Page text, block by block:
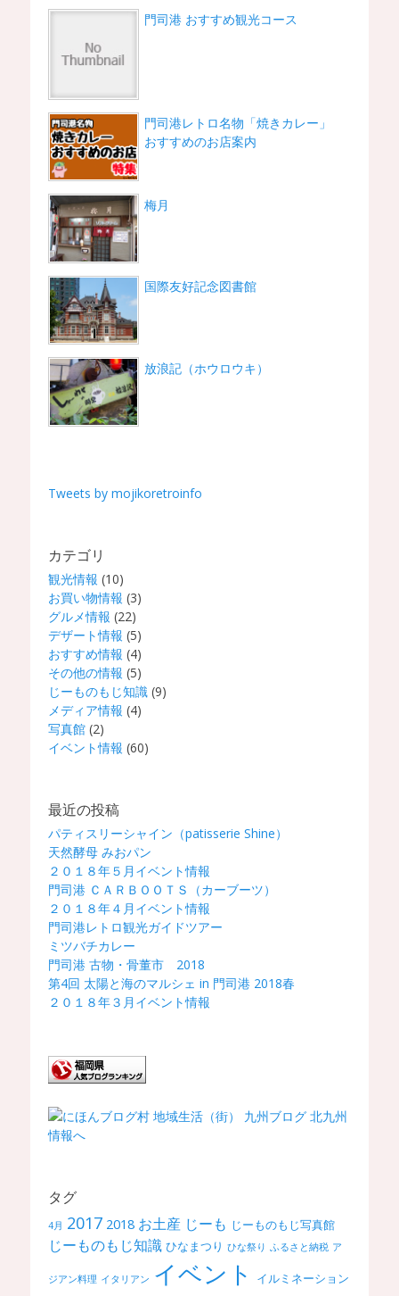
門司港 おすすめ観光コース
門司港レトロ名物「焼きカレー」
おすすめのお店案内
梅月
国際友好記念図書館
放浪記（ホウロウキ）
Tweets by mojikoretroinfo
カテゴリ
観光情報 (10)
お買い物情報 (3)
グルメ情報 (22)
デザート情報 (5)
おすすめ情報 (4)
その他の情報 (5)
じーものもじ知識 (9)
メディア情報 (4)
写真館 (2)
イベント情報 (60)
最近の投稿
パティスリーシャイン（patisserie Shine）
天然酵母 みおパン
２０１８年５月イベント情報
門司港 ＣＡＲＢＯＯＴＳ（カーブーツ）
２０１８年４月イベント情報
門司港レトロ観光ガイドツアー
ミツバチカレー
門司港 古物・骨董市 2018
第4回 太陽と海のマルシェ in 門司港 2018春
２０１８年３月イベント情報
タグ
4月 2017 2018 お土産 じーも じーものもじ写真館
じーものもじ知識 ひなまつり ひな祭り ふるさと納税 ア
ジアン料理 イタリアン イベント イルミネーション